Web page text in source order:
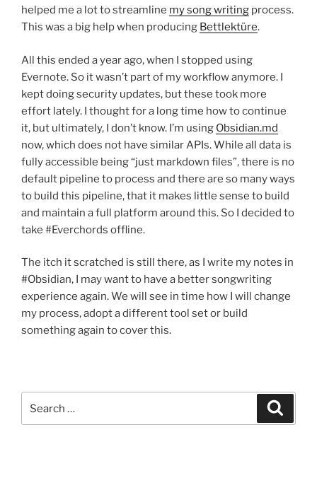
helped me a lot to streamline my song writing process.
This was a big help when producing Bettlektüre.
All this ended a year ago, when I stopped using
Evernote. So it wasn’t part of my workflow anymore. I
kept doing security updates, but these took more
effort lately. I thought for a long time how to continue
it, but ultimately, I don’t know. I’m using Obsidian.md
now, which does not have similar APIs. While all data is
fully accessible being “just markdown files”, there is no
default pipeline to process and there are so many ways
to build this pipeline, that it makes little sense to build
and maintain a full platform around this. So I decided to
take #Everchords offline.
The itch it scratched is still there, as I write my notes in
#Obsidian, I may want to have a better songwriting
experience again. We will see in time how I will change
my process, adopt a different tool set or build
something again to cover this.
for: